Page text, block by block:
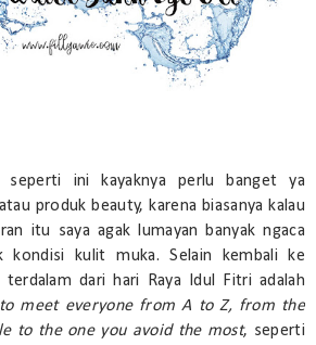
seperti ini kayaknya perlu banget ya
produk beauty, karena biasanya kalau
itu saya agak lumayan banyak ngaca
kondisi kulit muka. Selain kembali ke
dari hari Raya Idul Fitri adalah
meet everyone from A to Z, from the
to the one you avoid the most, seperti